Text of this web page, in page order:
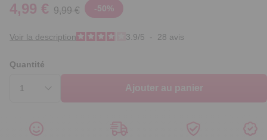
4,99 € 9,99 € -50%
Voir la description 3.9/5 - 28 avis
Quantité
Ajouter au panier